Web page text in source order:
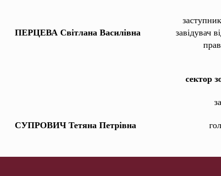
ПЕРЦЕВА Світлана Василівна
завідувач
сектор
СУПРОВИЧ Тетяна Петрівна